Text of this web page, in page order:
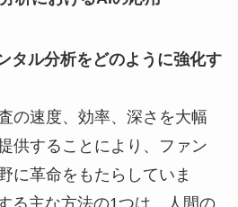
タル分析をどのように強化す
の速度、効率、深さを大幅
供することにより、ファン
に革命をもたらしていま